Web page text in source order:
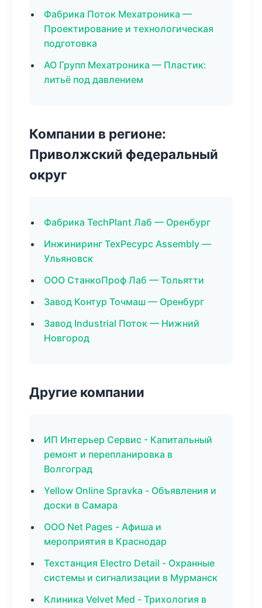
Фабрика Поток Мехатроника —
Проектирование и технологическая
подготовка
АО Групп Мехатроника — Пластик:
литьё под давлением
Компании в регионе:
Приволжский федеральный
округ
Фабрика TechPlant Лаб — Оренбург
Инжиниринг ТехРесурс Assembly —
Ульяновск
ООО СтанкоПроф Лаб — Тольятти
Завод Контур Точмаш — Оренбург
Завод Industrial Поток — Нижний
Новгород
Другие компании
ИП Интерьер Сервис - Капитальный
ремонт и перепланировка в
Волгоград
Yellow Online Spravka - Объявления и
доски в Самара
ООО Net Pages - Афиша и
мероприятия в Краснодар
Техстанция Electro Detail - Охранные
системы и сигнализации в Мурманск
Клиника Velvet Med - Трихология в